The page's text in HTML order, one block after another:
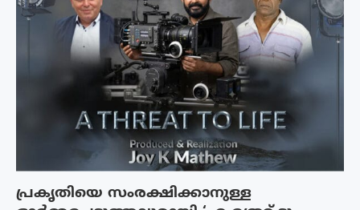
പ്രകൃതിയെ സംരക്ഷിക്കാനുള്ള